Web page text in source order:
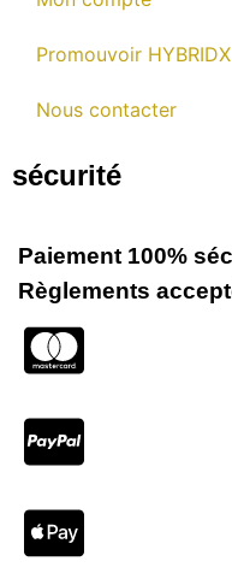
Promouvoir HYBRIDX
Nous contacter
sécurité
Paiement 100%
Règlements